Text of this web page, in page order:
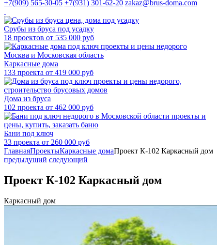
+7(909) 565-30-05 +7(931) 301-62-20 zakaz@brus-doma.com
Срубы из бруса под усадку
18 проектов от 535 000 руб
Каркасные дома
133 проекта от 419 000 руб
Дома из бруса
102 проекта от 462 000 руб
Бани под ключ
33 проекта от 260 000 руб
ГлавнаяПроектыКаркасные домаПроект К-102 Каркасный дом
предыдущий следующий
Проект К-102 Каркасный дом
Каркасный дом